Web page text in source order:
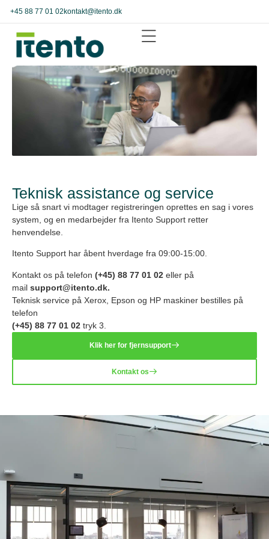
+45 88 77 01 02kontakt@itento.dk
Teknisk assistance og service
Lige så snart vi modtager registreringen oprettes en sag i vores
system, og en medarbejder fra Itento Support retter
henvendelse.
Itento Support har åbent hverdage fra 09:00-15:00.
Kontakt os på telefon (+45) 88 77 01 02 eller på
mail support@itento.dk.
Teknisk service på Xerox, Epson og HP maskiner bestilles på
telefon
(+45) 88 77 01 02 tryk 3.
Klik her for fjernsupport​​
Kontakt os